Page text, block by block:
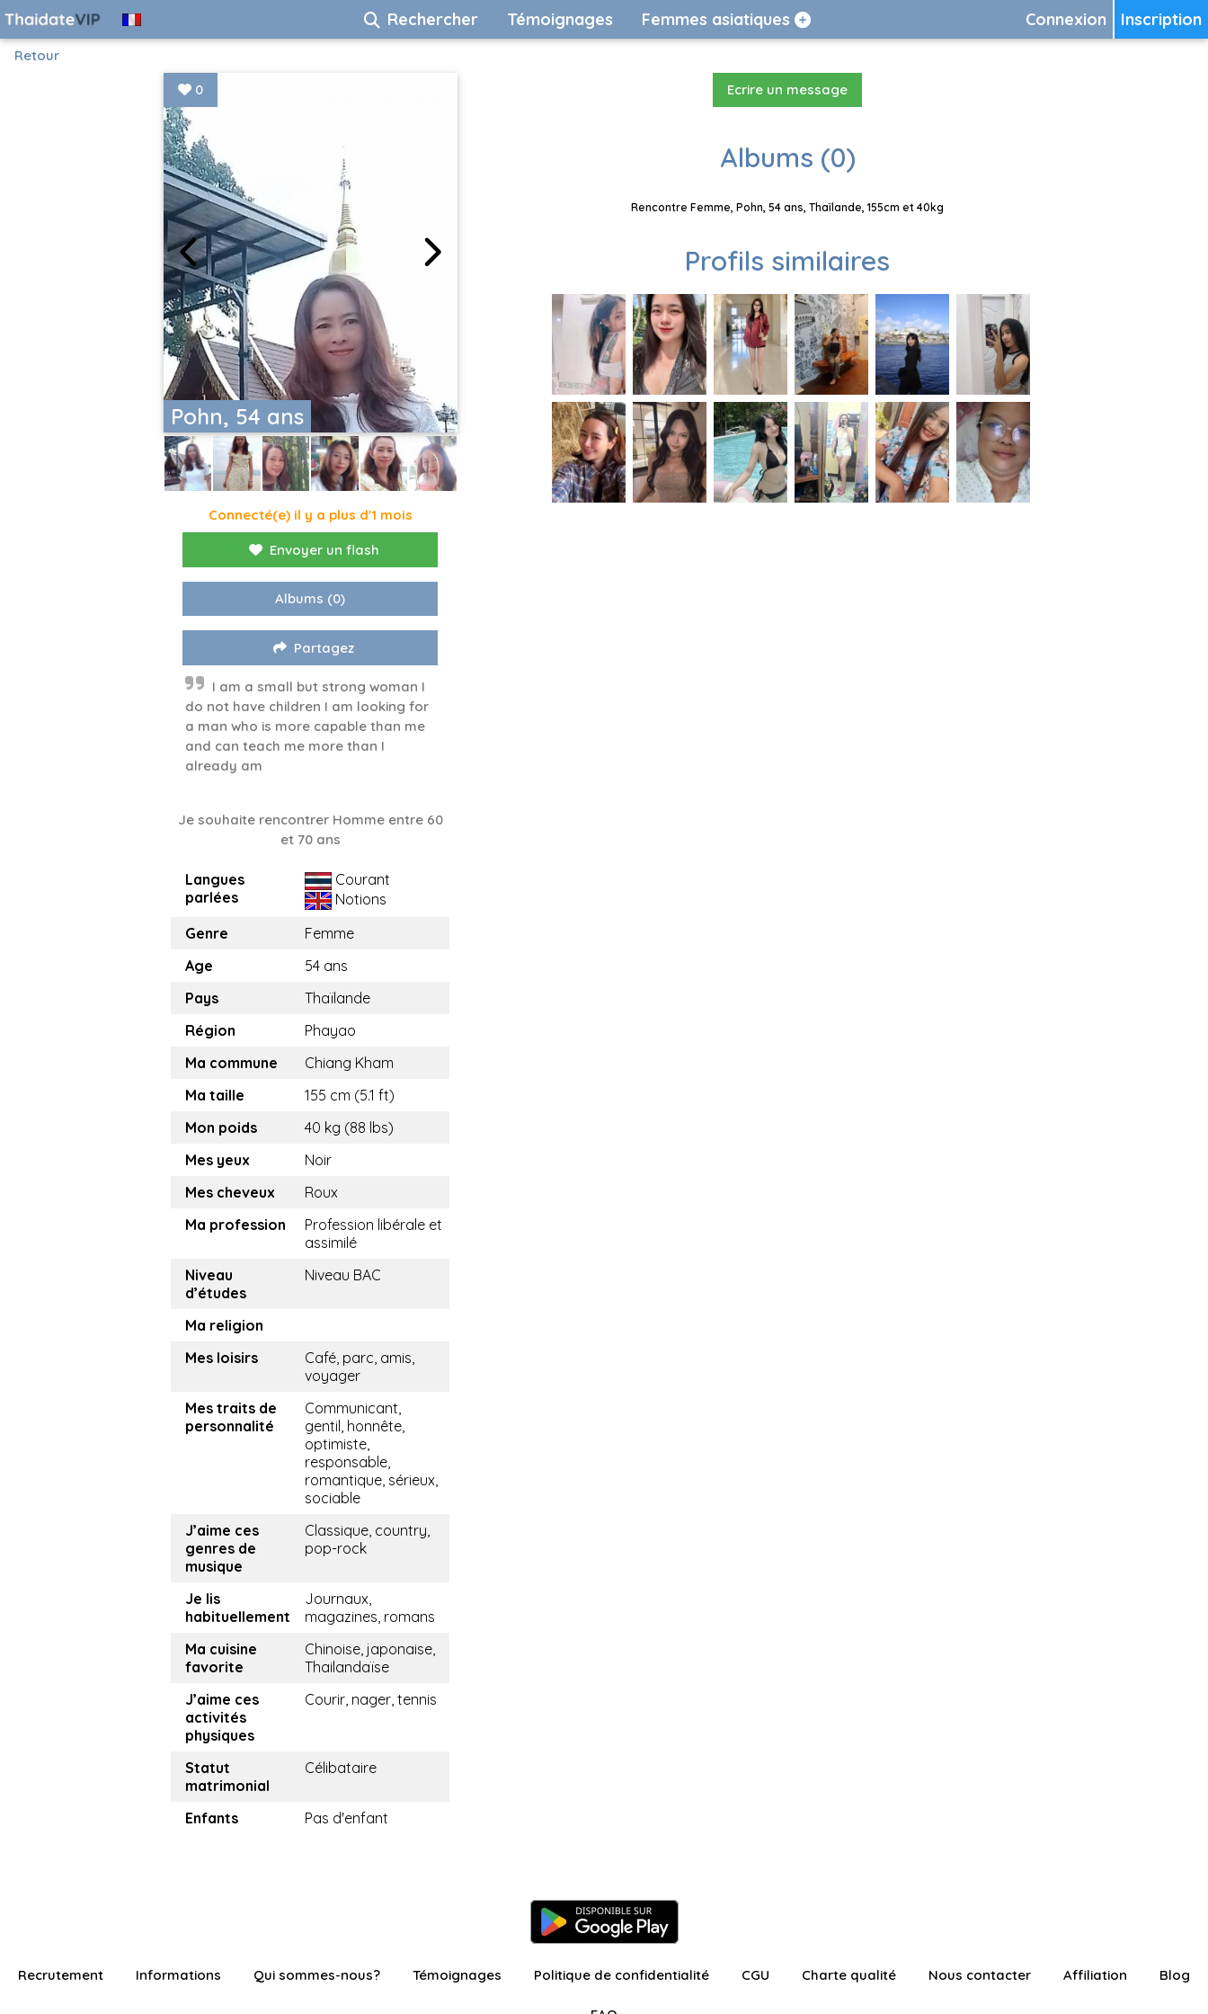
Inscription
Connexion
Rechercher Témoignages Femmes asiatiques
Retour
Pohn, 54 ans
0
Connecté(e) il y a plus d'1 mois
Envoyer un flash
Albums (0)
Partagez
I am a small but strong woman I
do not have children I am looking for
a man who is more capable than me
and can teach me more than I
already am
Je souhaite rencontrer Homme entre 60
et 70 ans
Langues
parlées
Courant
Notions
Genre
Femme
Age
54 ans
Pays
Thaïlande
Région
Phayao
Ma commune
Chiang Kham
Ma taille
155 cm (5.1 ft)
Mon poids
40 kg (88 lbs)
Mes yeux
Noir
Mes cheveux
Roux
Ma profession
Profession libérale et
assimilé
Niveau
d’études
Niveau BAC
Ma religion
Mes loisirs
Café, parc, amis,
voyager
Mes traits de
personnalité
Communicant,
gentil, honnête,
optimiste,
responsable,
romantique, sérieux,
sociable
J’aime ces
genres de
musique
Classique, country,
pop-rock
Je lis
habituellement
Journaux,
magazines, romans
Ma cuisine
favorite
Chinoise, japonaise,
Thailandaïse
J’aime ces
activités
physiques
Courir, nager, tennis
Statut
matrimonial
Célibataire
Enfants Pas d'enfant
Ecrire un message
Albums (0)
Rencontre Femme, Pohn, 54 ans, Thaïlande, 155cm et 40kg
Profils similaires
Recrutement Informations Qui sommes-nous? Témoignages Politique de confidentialité CGU Charte qualité Nous contacter Affiliation Blog